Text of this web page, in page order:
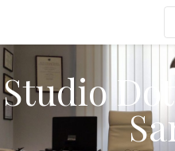
Studio